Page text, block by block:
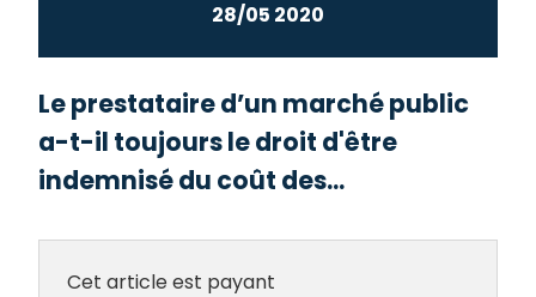
28/05 2020
Le prestataire d’un marché public
a-t-il toujours le droit d'être
indemnisé du coût des...
Cet article est payant